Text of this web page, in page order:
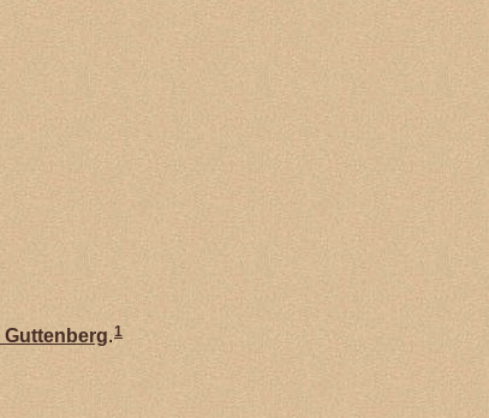
Guttenberg.1